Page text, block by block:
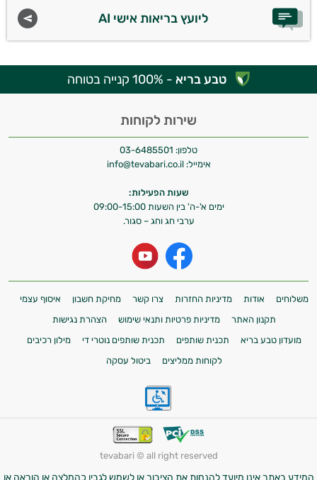
ליועץ בריאות אישי AI
טבע בריא - 100% קנייה בטוחה
שירות לקוחות
טלפון: 03-6485501
אימייל: info@tevabari.co.il
שעות הפעילות:
ימים א'-ה' בין השעות 09:00-15:00
ערבי חג וחג – סגור.
משלוחים אודות מדיניות החזרות צרו קשר מחיקת חשבון
איסוף עצמי
תקנון האתר
מדיניות פרטיות ותנאי שימוש
הצהרת נגישות
מועדון טבע בריא
תכנית שותפים תכנית שותפים נוטרי די
מילון רכיבים
לקוחות ממליצים
ביטול עסקה
tevabari © all right reserved
המידע באתר אינו מיועד להנחות את הציבור או לשמש לגביו כהמלצה או הוראה או